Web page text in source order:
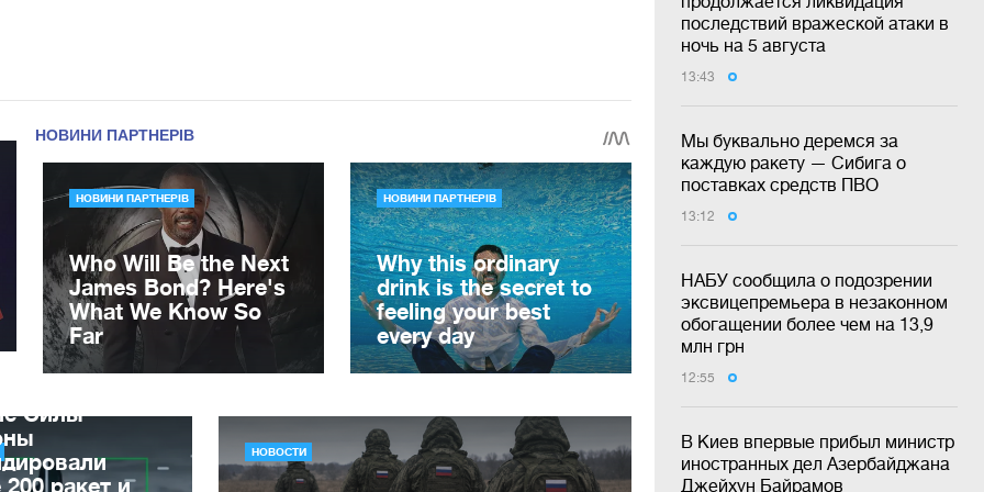
последствий вражеской атаки в
ночь на 5 августа
13:43
Мы буквально деремся за
каждую ракету — Сибига о
поставках средств ПВО
13:12
НАБУ сообщила о подозрении
эксвицепремьера в незаконном
обогащении более чем на 13,9
млн грн
12:55
В Киев впервые прибыл министр
иностранных дел Азербайджана
Джейхун Байрамов
Силы
200 ракет и
НОВОСТИ